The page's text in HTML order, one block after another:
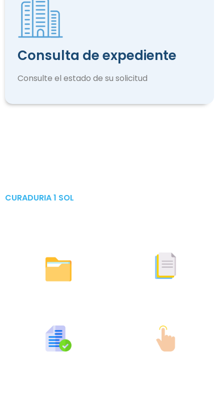
Consulta de expediente
Consulte el estado de su solicitud
CURADURIA 1 SOL